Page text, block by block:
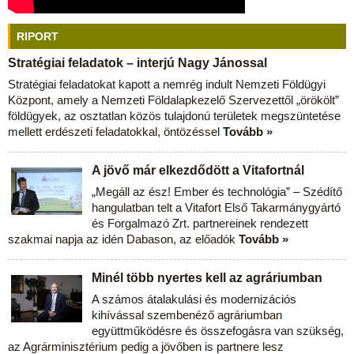
RIPORT
Stratégiai feladatok – interjú Nagy Jánossal
Stratégiai feladatokat kapott a nemrég indult Nemzeti Földügyi
Központ, amely a Nemzeti Földalapkezelő Szervezettől „örökölt”
földügyek, az osztatlan közös tulajdonú területek megszüntetése
mellett erdészeti feladatokkal, öntözéssel Tovább »
A jövő már elkezdődött a Vitafortnál
„Megáll az ész! Ember és technológia” – Szédítő
hangulatban telt a Vitafort Első Takarmánygyártó
és Forgalmazó Zrt. partnereinek rendezett
szakmai napja az idén Dabason, az előadók Tovább »
Minél több nyertes kell az agráriumban
A számos átalakulási és modernizációs
kihívással szembenéző agráriumban
együttműködésre és összefogásra van szükség,
az Agrárminisztérium pedig a jövőben is partnere lesz